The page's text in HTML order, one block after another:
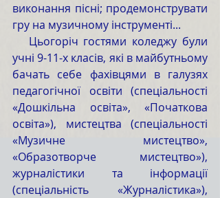
виконання пісні; продемонструвати
гру на музичному інструменті...
учні 9-11-х класів, які в майбутньому
бачать себе фахівцями в галузях
педагогічної освіти (спеціальності
«Дошкільна освіта», «Початкова
освіта»), мистецтва (спеціальності
«Музичне мистецтво»,
«Образотворче мистецтво»),
журналістики та інформації
(спеціальність «Журналістика»),